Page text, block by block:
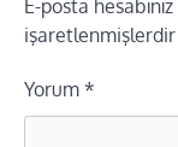
E-posta
işaretlenmişlerdir
Yorum *